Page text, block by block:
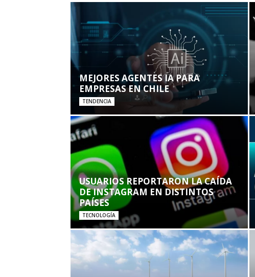
MEJORES AGENTES IA PARA
EMPRESAS EN CHILE
TENDENCIA
USUARIOS REPORTARON LA CAÍDA
DE INSTAGRAM EN DISTINTOS
PAÍSES
TECNOLOGÍA